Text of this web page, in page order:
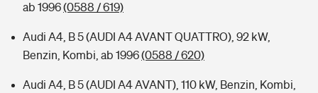
ab 1996(0588 / 619)
Audi A4, B 5 (AUDI A4 AVANT QUATTRO), 92 kW,
Benzin, Kombi, ab 1996(0588 / 620)
Audi A4, B 5 (AUDI A4 AVANT), 110 kW, Benzin, Kombi,